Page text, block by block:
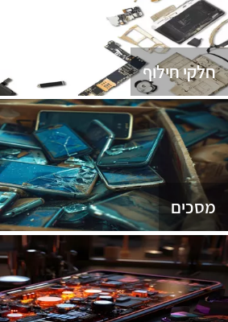
חלקי חילוף
מסכים